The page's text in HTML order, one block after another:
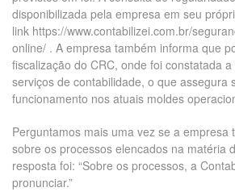
disponibilizada pela empresa em seu
link https://www.contabilizei.com.br/
online/ . A empresa também informa que
fiscalização do CRC, onde foi constatada
serviços de contabilidade, o que assegura
funcionamento nos atuais moldes
Perguntamos mais uma vez se a empresa
sobre os processos elencados na matéria
resposta foi: “Sobre os processos, a
pronunciar.”